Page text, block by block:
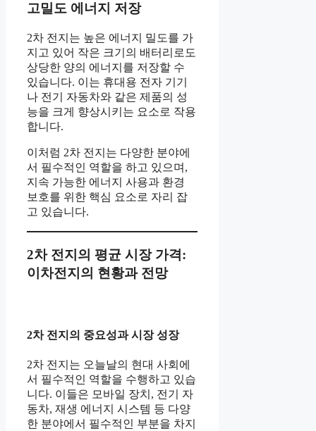
고밀도 에너지 저장
2차 전지는 높은 에너지 밀도를 가
지고 있어 작은 크기의 배터리로도
상당한 양의 에너지를 저장할 수
있습니다. 이는 휴대용 전자 기기
나 전기 자동차와 같은 제품의 성
능을 크게 향상시키는 요소로 작용
합니다.
이처럼 2차 전지는 다양한 분야에
서 필수적인 역할을 하고 있으며,
지속 가능한 에너지 사용과 환경
보호를 위한 핵심 요소로 자리 잡
고 있습니다.
2차 전지의 평균 시장 가격:
이차전지의 현황과 전망
2차 전지의 중요성과 시장 성장
2차 전지는 오늘날의 현대 사회에
서 필수적인 역할을 수행하고 있습
니다. 이들은 모바일 장치, 전기 자
동차, 재생 에너지 시스템 등 다양
한 분야에서 필수적인 부분을 차지